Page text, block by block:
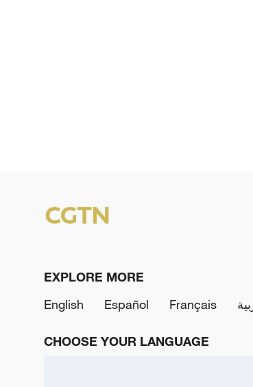
EXPLORE MORE
English
Español Français
CHOOSE YOUR LANGUAGE